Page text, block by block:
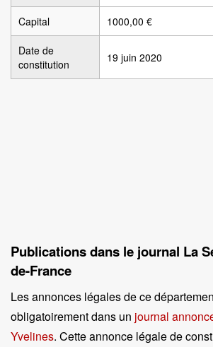
Capital 1000,00 €
Date de
constitution
19 juin 2020
Publications dans le journal La
de-France
Les annonces légales de ce
obligatoirement dans un journal
Yvelines. Cette annonce légale de